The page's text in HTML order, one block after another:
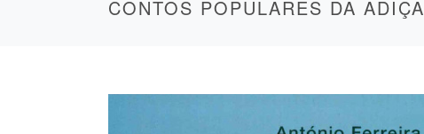
CONTOS POPULARES DA ADIÇA